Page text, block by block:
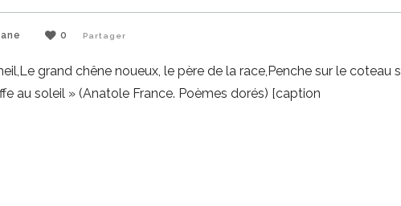
0 Partager
grand chêne noueux, le père de la race,Penche sur le coteau
au soleil » (Anatole France. Poèmes dorés) [caption